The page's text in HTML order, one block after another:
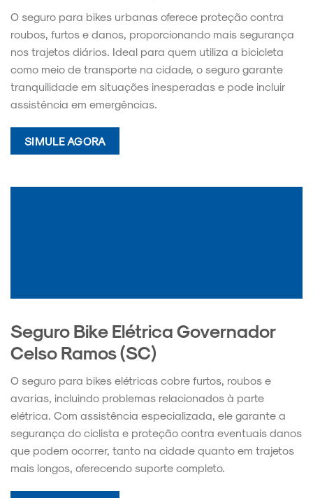
O seguro para bikes urbanas oferece proteção contra
roubos, furtos e danos, proporcionando mais segurança
nos trajetos diários. Ideal para quem utiliza a bicicleta
como meio de transporte na cidade, o seguro garante
tranquilidade em situações inesperadas e pode incluir
assistência em emergências.
SIMULE AGORA
Seguro Bike Elétrica Governador
Celso Ramos (SC)
O seguro para bikes elétricas cobre furtos, roubos e
avarias, incluindo problemas relacionados à parte
elétrica. Com assistência especializada, ele garante a
segurança do ciclista e proteção contra eventuais danos
que podem ocorrer, tanto na cidade quanto em trajetos
mais longos, oferecendo suporte completo.